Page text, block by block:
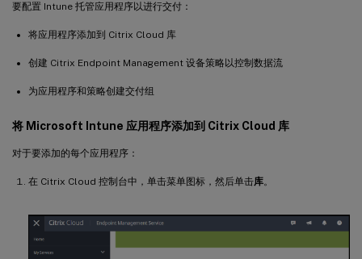
要配置 Intune 托管应用程序以进行交付：
将应用程序添加到 Citrix Cloud 库
创建 Citrix Endpoint Management 设备策略以控制数据流
为应用程序和策略创建交付组
将 Microsoft Intune 应用程序添加到 Citrix Cloud 库
对于要添加的每个应用程序：
在 Citrix Cloud 控制台中，单击菜单图标，然后单击库。